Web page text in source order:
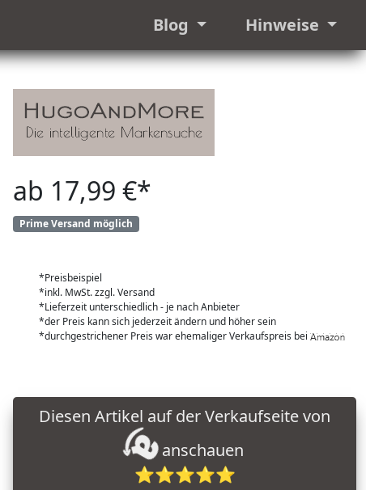
Blog Hinweise
ab 17,99 €*
Prime Versand möglich
*Preisbeispiel
*inkl. MwSt. zzgl. Versand
*Lieferzeit unterschiedlich - je nach Anbieter
*der Preis kann sich jederzeit ändern und höher sein
*durchgestrichener Preis war ehemaliger Verkaufspreis bei
anschauen
⭐⭐⭐⭐⭐